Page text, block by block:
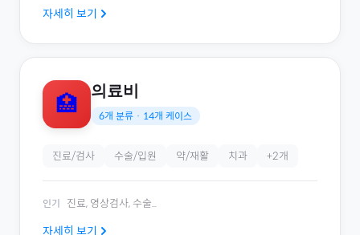
자세히 보기
🏥 의료비
6개 분류 · 14개 케이스
진료/검사 수술/입원 약/재활 치과 +2개
인기 진료, 영상검사, 수술...
자세히 보기